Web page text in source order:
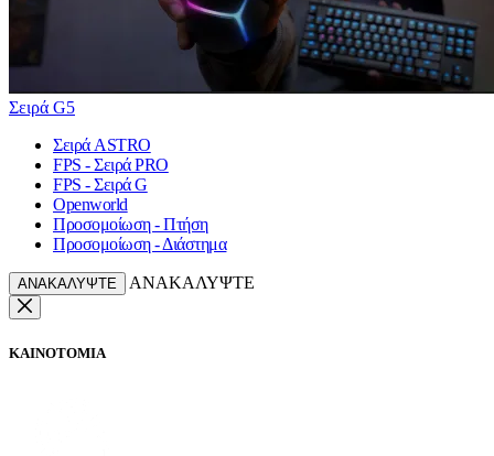
Σειρά G5
Σειρά ASTRO
FPS - Σειρά PRO
FPS - Σειρά G
Openworld
Προσομοίωση - Πτήση
Προσομοίωση - Διάστημα
ΑΝΑΚΑΛΥΨΤΕ ΑΝΑΚΑΛΥΨΤΕ
ΚΑΙΝΟΤΟΜΙΑ